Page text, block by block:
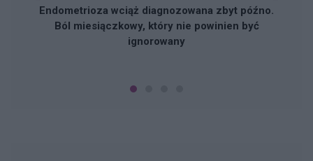
Endometrioza wciąż diagnozowana zbyt późno.
Ból miesiączkowy, który nie powinien być
ignorowany